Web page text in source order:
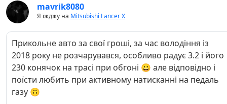
mavrik8080
Я їжджу на Mitsubishi Lancer X
Прикольне авто за свої гроші, за час володіння із
2018 року не розчарувався, особливо радує 3.2 і його
230 конячок на трасі при обгоні 😀 але відповідно і
поїсти любить при активному натисканні на педаль
газу 🙃